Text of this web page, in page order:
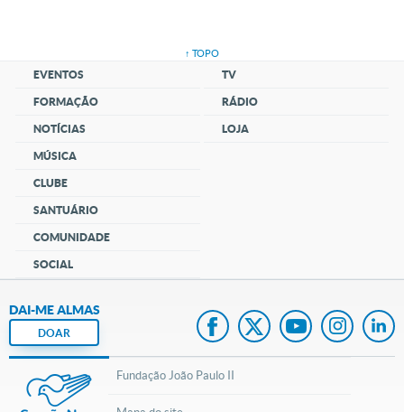
↑ TOPO
EVENTOS
FORMAÇÃO
NOTÍCIAS
MÚSICA
CLUBE
SANTUÁRIO
COMUNIDADE
SOCIAL
TV
RÁDIO
LOJA
DAI-ME ALMAS
DOAR
Fundação João Paulo II